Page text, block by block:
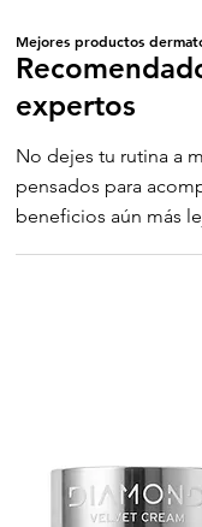
Mejores productos
expertos
No dejes tu rutina a
pensados para
beneficios aún más